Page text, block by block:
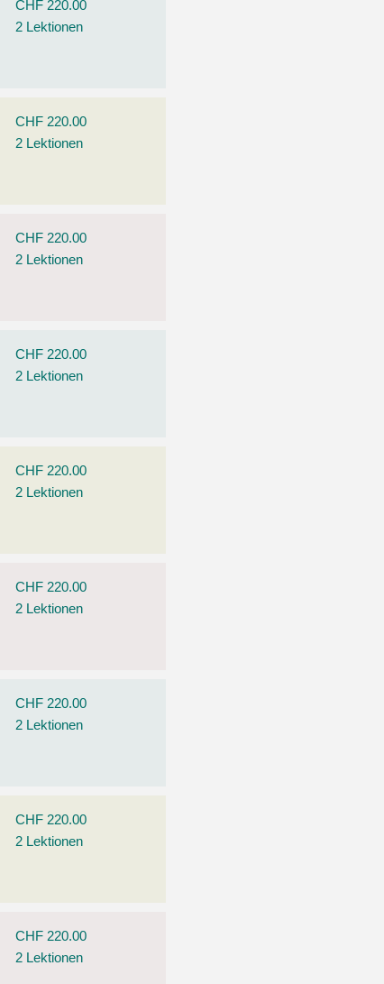
CHF 220.00
2 Lektionen
CHF 220.00
2 Lektionen
CHF 220.00
2 Lektionen
CHF 220.00
2 Lektionen
CHF 220.00
2 Lektionen
CHF 220.00
2 Lektionen
CHF 220.00
2 Lektionen
CHF 220.00
2 Lektionen
CHF 220.00
2 Lektionen